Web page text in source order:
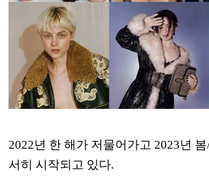
2022년 한 해가 저물어가고 2023년
서히 시작되고 있다.